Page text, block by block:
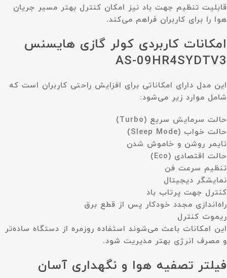
قابلیت تنظیم جهت باد نیز امکان کنترل بهتر مسیر جریان
هوا را برای کاربران فراهم می‌کند.
امکانات کاربردی کولر گازی هایسنس
AS-09HR4SYDTV3
این مدل دارای امکاناتی برای افزایش راحتی کاربران است که
شامل موارد زیر می‌شود:
حالت سرمایش سریع (Turbo)
حالت خواب (Sleep Mode)
تایمر روشن و خاموش شدن
حالت اقتصادی (Eco)
تنظیم سرعت فن
نمایشگر دیجیتال
کنترل جهت پرتاب باد
راه‌اندازی مجدد خودکار پس از قطع برق
ریموت کنترل
این امکانات باعث می‌شوند استفاده روزمره از دستگاه ساده‌تر
و مصرف انرژی بهتر مدیریت شود.
فیلتر تصفیه هوا و نگهداری آسان